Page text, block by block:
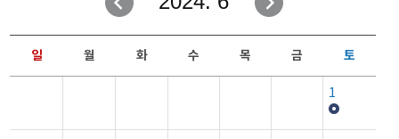
일 월 화 수 목 금 토
1